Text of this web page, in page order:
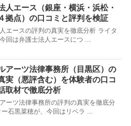
人エース（銀座・横浜・浜松・
拠点）の口コミと評判を検証
エースの評判の真実を徹底分析 ライタ
回は弁護士法人エースにつ ...
アーツ法律事務所（目黒区）の
実（悪評含む）を体験者の口コ
取材で徹底分析
ーツ法律事務所の評判の真実を徹底分
石黒菜穂が、今回はリベラ ...